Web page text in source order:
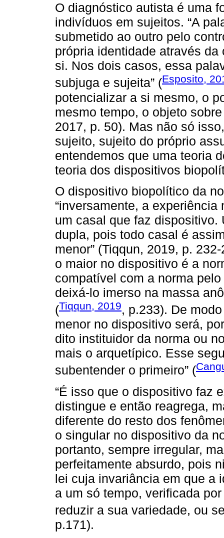
O diagnóstico autista é uma
indivíduos em sujeitos. “A
submetido ao outro pelo
própria identidade através
si. Nos dois casos, essa
subjuga e sujeita” (Esposito,
potencializar a si mesmo, o
mesmo tempo, o objeto
2017, p. 50). Mas não só
sujeito, sujeito do próprio
entendemos que uma teoria
teoria dos dispositivos
O dispositivo biopolítico da
“inversamente, a
um casal que faz dispositivo.
dupla, pois todo casal é
menor” (Tiqqun, 2019, p.
o maior no dispositivo é a
compatível com a norma
deixá-lo imerso na massa
(Tiqqun, 2019, p.233). De
menor no dispositivo será,
dito instituidor da norma ou
mais o arquetípico. Esse
subentender o primeiro” (
“É isso que o dispositivo faz
distingue e então reagrega,
diferente do resto dos
o singular no dispositivo da
portanto, sempre irregular,
perfeitamente absurdo, pois
lei cuja invariância em que a
a um só tempo, verificada
reduzir a sua variedade, ou
p.171).